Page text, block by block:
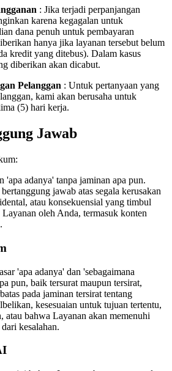
: Jika terjadi perpanjangan
karena kegagalan untuk
dana penuh untuk pembayaran
hanya jika layanan tersebut belum
kredit yang ditebus). Dalam kasus
diberikan akan dicabut.
Pelanggan : Untuk pertanyaan yang
kami akan berusaha untuk
(5) hari kerja.
Jawab
'apa adanya' tanpa jaminan apa pun.
jawab atas segala kerusakan
atau konsekuensial yang timbul
oleh Anda, termasuk konten
'apa adanya' dan 'sebagaimana
pun, baik tersurat maupun tersirat,
pada jaminan tersirat tentang
kesesuaian untuk tujuan tertentu,
atau bahwa Layanan akan memenuhi
kesalahan.